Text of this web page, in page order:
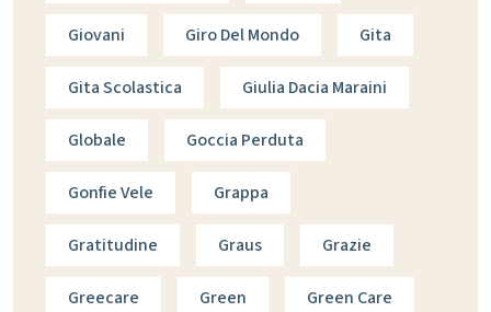
Giovani Giro Del Mondo Gita
Gita Scolastica Giulia Dacia Maraini
Globale Goccia Perduta
Gonfie Vele Grappa
Gratitudine Graus Grazie
Greecare Green Green Care